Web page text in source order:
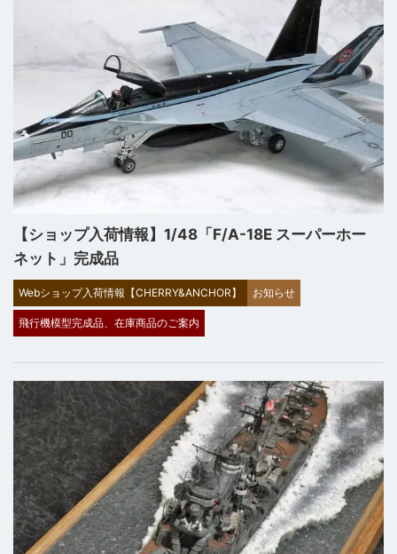
【ショップ入荷情報】1/48「F/A-18E スーパーホー
ネット」完成品
Webショップ入荷情報【CHERRY&ANCHOR】 お知らせ
飛行機模型完成品、在庫商品のご案内